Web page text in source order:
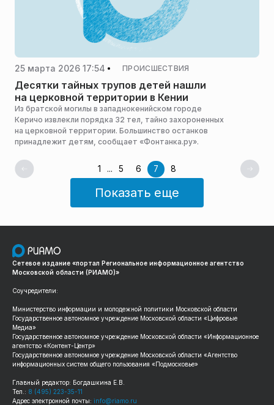
25 марта 2026 17:54 ПРОИСШЕСТВИЯ
Десятки тайных трупов детей нашли
на церковной территории в Кении
Из братской могилы в западнокенийском городе
Керичо извлекли порядка 32 тел, тайно захороненных
на церковной территории. Большинство останков
принадлежит детям, сообщает «Фонтанка.ру».
1 ... 5 6 7 8
Показать еще
Сетевое издание «портал Региональное информационное агентство
Московской области (РИАМО)»
Соучредители:
Министерство информации и молодежной политики Московской области
Государственное автономное учреждение Московской области «Цифровые
Медиа»
Государственное автономное учреждение Московской области «Информационное
агентство «Контент-Центр»
Государственное автономное учреждение Московской области «Агентство
информационных систем общего пользования «Подмосковье»
Главный редактор: Богдашкина Е.В.
Тел.: 8 (495) 223-35-11
Адрес электронной почты: info@riamo.ru